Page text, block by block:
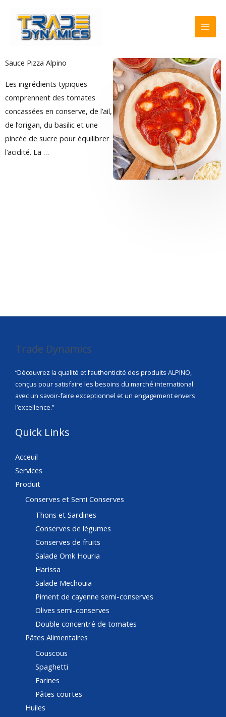
content
Sauce Pizza Alpino
Les ingrédients typiques
comprennent des tomates
concassées en conserve, de l’ail,
de l’origan, du basilic et une
pincée de sucre pour équilibrer
l’acidité. La …
Trade Dynamics
“Découvrez la qualité et l’authenticité des produits ALPINO,
conçus pour satisfaire les besoins du marché international
avec un savoir-faire exceptionnel et un engagement envers
l’excellence.”
Quick Links
Acceuil
Services
Produit
Conserves et Semi Conserves
Thons et Sardines
Conserves de légumes
Conserves de fruits
Salade Omk Houria
Harissa
Salade Mechouia
Piment de cayenne semi-conserves
Olives semi-conserves
Double concentré de tomates
Pâtes Alimentaires
Couscous
Spaghetti
Farines
Pâtes courtes
Huiles